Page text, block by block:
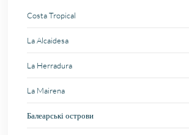
Costa Tropical
La Alcaidesa
La Herradura
La Mairena
Балеарські острови